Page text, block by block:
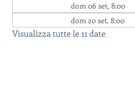
dom 06 set, 8:00
dom 20 set, 8:00
Visualizza tutte le 11 date